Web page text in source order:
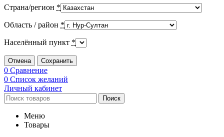
Страна/регион *
Область / район *
Населённый пункт *
Отмена Сохранить
0 Сравнение
0 Список желаний
Личный кабинет
Поиск
Меню
Товары